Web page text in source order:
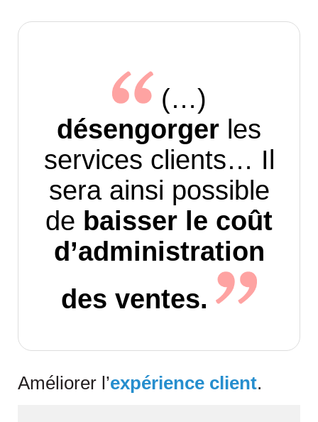
(…)
désengorger les
services clients… Il
sera ainsi possible
de baisser le coût
d’administration
des ventes.
Améliorer l’expérience client.